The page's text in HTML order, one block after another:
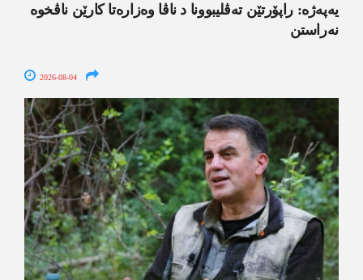
یەپەژە: راپۆرتێن تەڤلیبوونا د ناڤا وەزارەتا کارێن ناڤخوە
نەراستن
2026-08-04